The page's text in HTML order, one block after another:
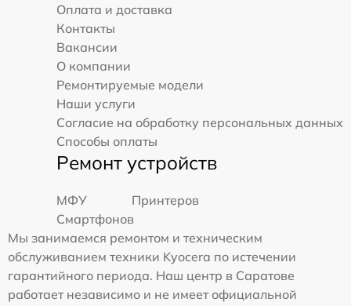
Оплата и доставка
Контакты
Вакансии
О компании
Ремонтируемые модели
Наши услуги
Согласие на обработку персональных данных
Способы оплаты
Ремонт устройств
МФУ
Принтеров
Смартфонов
Мы занимаемся ремонтом и техническим
обслуживанием техники Kyocera по истечении
гарантийного периода. Наш центр в Саратове
работает независимо и не имеет официальной